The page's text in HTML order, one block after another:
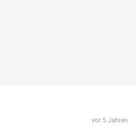
vor 5 Jahren